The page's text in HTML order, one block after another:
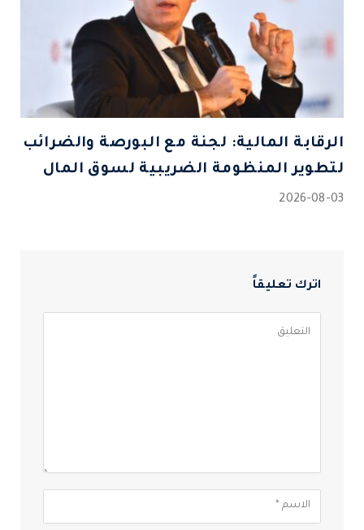
الرقابة المالية: لجنة مع البورصة والضرائب
لتطوير المنظومة الضريبية لسوق المال
2026-08-03
اترك تعليقاً